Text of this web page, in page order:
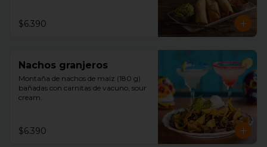
$6.390
Nachos granjeros
Montaña de nachos de maíz (180 g)
bañadas con carnitas de vacuno, sour
cream.
$6.390